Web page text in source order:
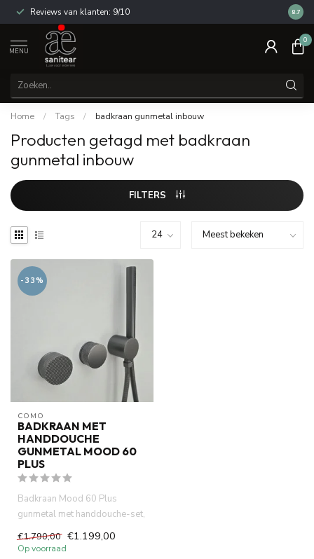
Reviews van klanten: 9/10 14
8.7
MENU
0
Home / Tags / badkraan gunmetal inbouw
Producten getagd met badkraan
gunmetal inbouw
FILTERS
-33%
COMO
BADKRAAN MET
HANDDOUCHE
GUNMETAL MOOD 60
PLUS
Badkraan Mood 60 Plus
gunmetal met handdouche-set,
PVD met ingebouwde
thermostat...
€1.790,00 €1.199,00
Op voorraad